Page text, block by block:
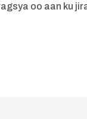
oo aan ku